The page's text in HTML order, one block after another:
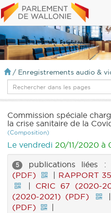
/ Enregistrements audio &
Commission spéciale
la crise sanitaire de la
(Composition)
Le vendredi 20/11/2020 à
5 publications liées :
(PDF)
| RAPPORT
| CRIC 67 (2020-
(2020-2021) (PDF)
|
(PDF)
|